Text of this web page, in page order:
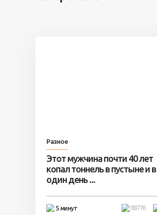
Разное
Этот мужчина почти 40 лет
копал тоннель в пустыне и в
один день ...
5 минут 88776